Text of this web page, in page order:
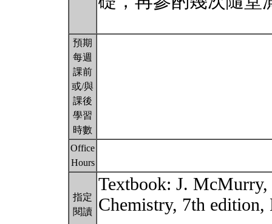
預期
每週
課前
或/與
課後
學習
時數
Office
Hours
指定
閱讀
Textbook: J. McMurry,
Chemistry, 7th